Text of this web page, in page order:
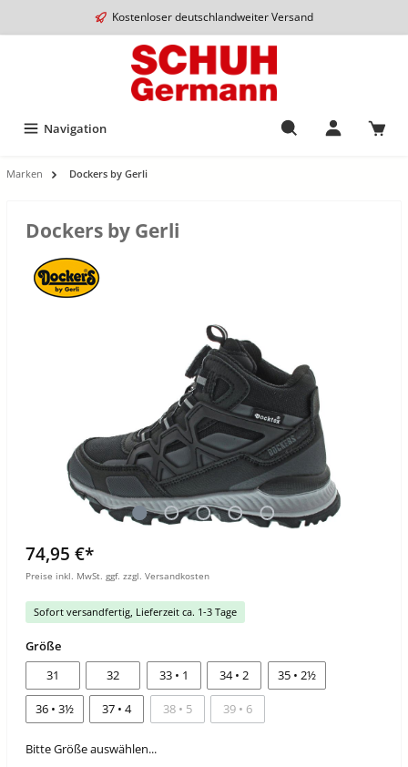
Kostenloser deutschlandweiter Versand
Navigation
Marken Dockers by Gerli
Dockers by Gerli
74,95 €*
Preise inkl. MwSt. ggf. zzgl. Versandkosten
Sofort versandfertig, Lieferzeit ca. 1-3 Tage
Größe
31
32 33 • 1 34 • 2 35 • 2½
36 • 3½ 37 • 4 38 • 5 39 • 6
Bitte Größe auswählen...